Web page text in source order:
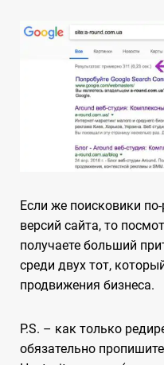
Если же поисковики
версий сайта, то
получаете больший
среди двух тот,
продвижения бизнеса.
P.S. – как только
обязательно